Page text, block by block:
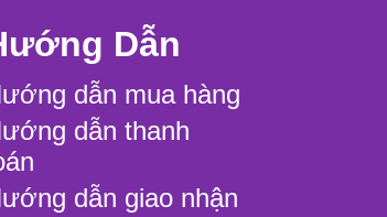
Dẫn
dẫn mua hàng
dẫn thanh
dẫn giao nhận